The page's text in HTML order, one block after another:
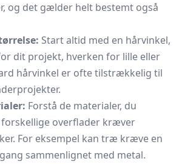
og det gælder helt bestemt også
Start altid med en hårvinkel,
dit projekt, hverken for lille eller
hårvinkel er ofte tilstrækkelig til
Forstå de materialer, du
overflader kræver
For eksempel kan træ kræve en
sammenlignet med metal.